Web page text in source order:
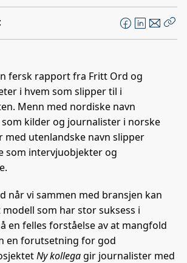
F
a
e
b
o
o
k
L
i
k
d
I
E
-
fersk rapport fra Fritt Ord og
i hvem som slipper til i
Menn med nordiske navn
kilder og journalister i norske
med utenlandske navn slipper
som intervjuobjekter og
når vi sammen med bransjen kan
som har stor suksess i
en felles forståelse av at mangfold
en forutsetning for god
Ny kollegagir journalister med